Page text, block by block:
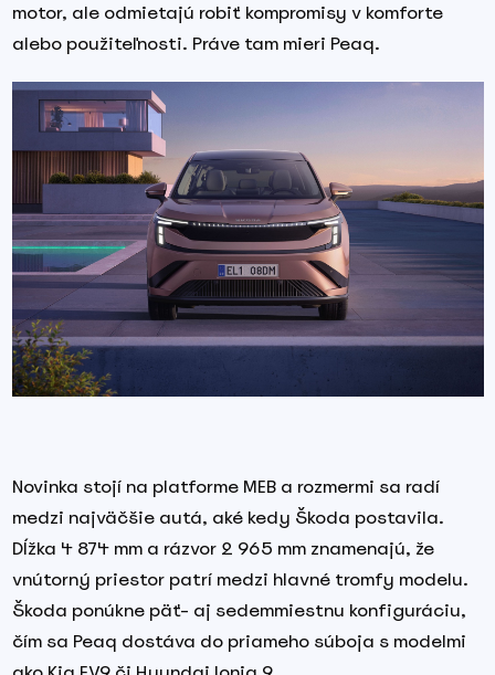
motor, ale odmietajú robiť kompromisy v komforte
alebo použiteľnosti. Práve tam mieri Peaq.
Novinka stojí na platforme MEB a rozmermi sa radí
medzi najväčšie autá, aké kedy Škoda postavila.
Dĺžka 4 874 mm a rázvor 2 965 mm znamenajú, že
vnútorný priestor patrí medzi hlavné tromfy modelu.
Škoda ponúkne päť- aj sedemmiestnu konfiguráciu,
čím sa Peaq dostáva do priameho súboja s modelmi